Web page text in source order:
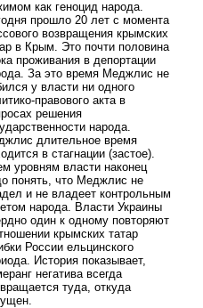
как геноцид народа.
прошло 20 лет с момента
возвращения крымских
в Крым. Это почти половина
проживания в депортации
За это время Меджлис не
у власти ни одного
правового акта в
решения
народа.
длительное время
в стагнации (застое).
уровням власти наконец
понять, что Меджлис не
и не владеет контрольным
народа. Власти Украины
один к одному повторяют
крымских татар
России ельцинского
История показывает,
негатива всегда
туда, откуда